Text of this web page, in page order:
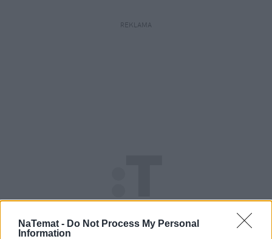
NaTemat - Do Not Process My Personal
Information
REKLAMA